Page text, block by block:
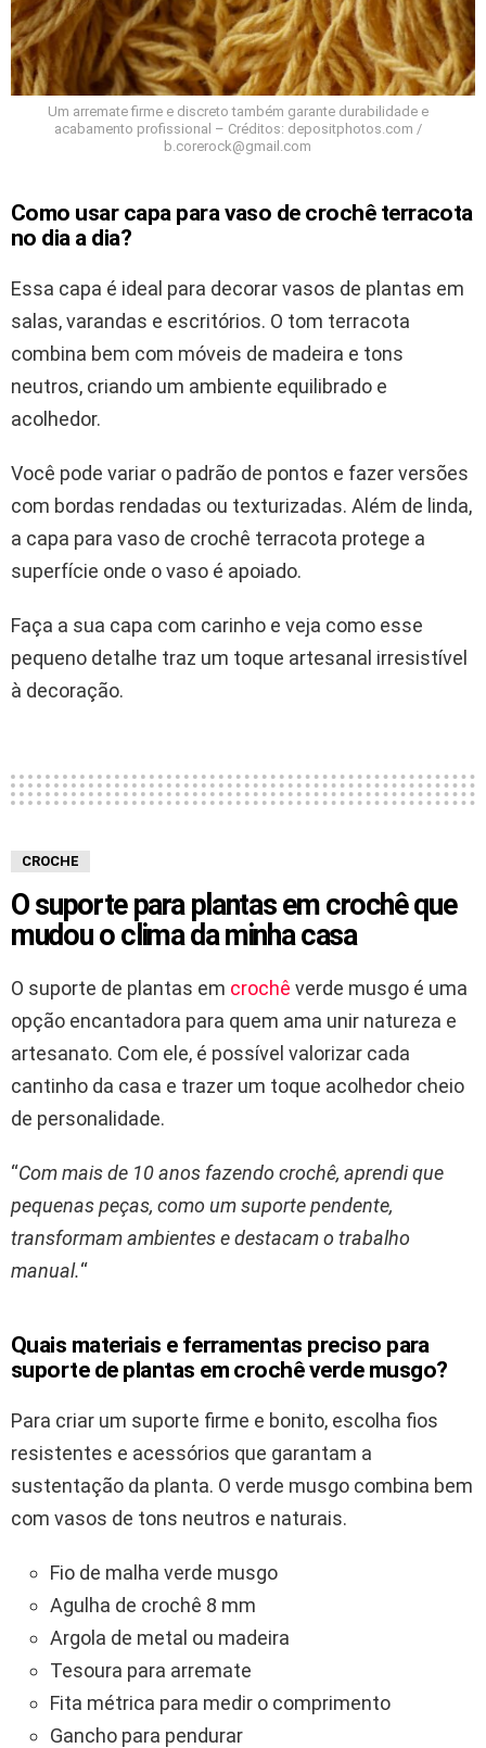
Um arremate firme e discreto também garante durabilidade e
acabamento profissional – Créditos: depositphotos.com /
b.corerock@gmail.com
Como usar capa para vaso de crochê terracota
no dia a dia?
Essa capa é ideal para decorar vasos de plantas em
salas, varandas e escritórios. O tom terracota
combina bem com móveis de madeira e tons
neutros, criando um ambiente equilibrado e
acolhedor.
Você pode variar o padrão de pontos e fazer versões
com bordas rendadas ou texturizadas. Além de linda,
a capa para vaso de crochê terracota protege a
superfície onde o vaso é apoiado.
Faça a sua capa com carinho e veja como esse
pequeno detalhe traz um toque artesanal irresistível
à decoração.
CROCHE
O suporte para plantas em crochê que
mudou o clima da minha casa
O suporte de plantas em crochê verde musgo é uma
opção encantadora para quem ama unir natureza e
artesanato. Com ele, é possível valorizar cada
cantinho da casa e trazer um toque acolhedor cheio
de personalidade.
“Com mais de 10 anos fazendo crochê, aprendi que
pequenas peças, como um suporte pendente,
transformam ambientes e destacam o trabalho
manual.“
Quais materiais e ferramentas preciso para
suporte de plantas em crochê verde musgo?
Para criar um suporte firme e bonito, escolha fios
resistentes e acessórios que garantam a
sustentação da planta. O verde musgo combina bem
com vasos de tons neutros e naturais.
Fio de malha verde musgo
Agulha de crochê 8 mm
Argola de metal ou madeira
Tesoura para arremate
Fita métrica para medir o comprimento
Gancho para pendurar